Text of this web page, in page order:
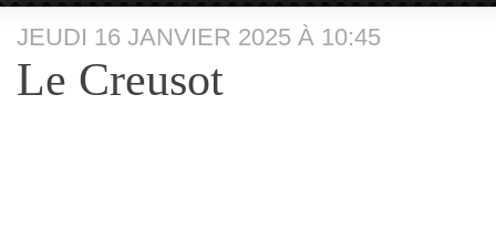
JEUDI 16 JANVIER 2025 À 10:45
Le Creusot